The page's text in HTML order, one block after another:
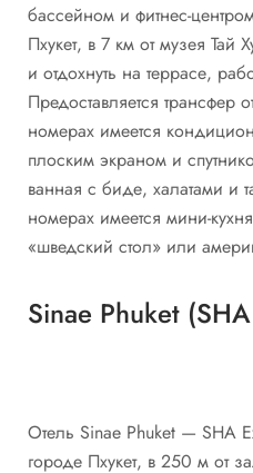
бассейном и фитнес-
Пхукет, в 7 км от музея Тай
и отдохнуть на террасе,
Предоставляется трансфер
номерах имеется
плоским экраном и
ванная с биде, халатами и
номерах имеется мини-
«шведский стол» или
Sinae Phuket
Отель Sinae Phuket — SHA
городе Пхукет, в 250 м от